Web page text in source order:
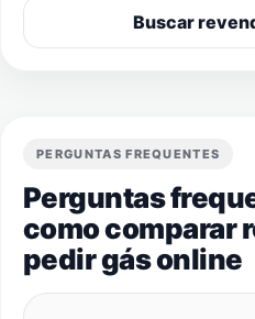
Buscar
PERGUNTAS FREQUENTES
Perguntas
como comparar
pedir gás online